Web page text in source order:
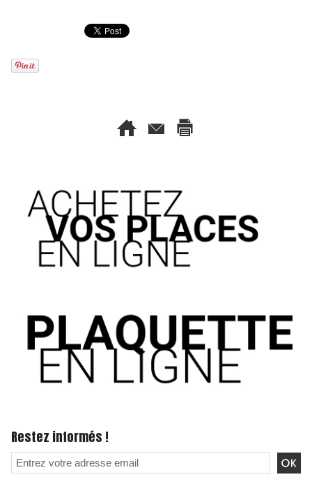
Restez informés !